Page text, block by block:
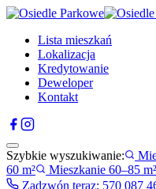
Lista mieszkań
Lokalizacja
Kredytowanie
Deweloper
Kontakt
Szybkie wyszukiwanie:
60 m²
Mieszkanie 60–85 m²
Zadzwón teraz: 570 087